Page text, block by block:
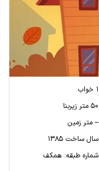
1 خواب
50 متر زیربنا
-- متر زمین
سال ساخت 1385
شماره طبقه: همکف